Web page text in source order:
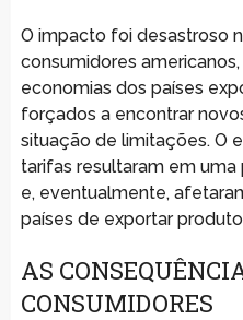
O impacto foi desastroso
consumidores
economias dos países
forçados a encontrar
situação de limitações. O
tarifas resultaram em
e, eventualmente,
países de exportar
AS
CONSUMIDORES